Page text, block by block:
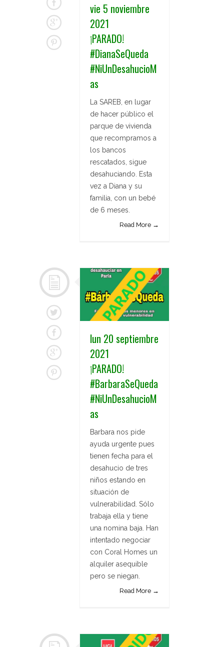
vie 5 noviembre
2021
¡PARADO!
#DianaSeQueda
#NiUnDesahucioM
as
La SAREB, en lugar
de hacer público el
parque de vivienda
que recompramos a
los bancos
rescatados, sigue
desahuciando. Esta
vez a Diana y su
familia, con un bebé
de 6 meses.
Read More →
lun 20 septiembre
2021
¡PARADO!
#BarbaraSeQueda
#NiUnDesahucioM
as
Barbara nos pide
ayuda urgente pues
tienen fecha para el
desahucio de tres
niños estando en
situación de
vulnerabilidad. Sólo
trabaja ella y tiene
una nomina baja. Han
intentado negociar
con Coral Homes un
alquiler asequible
pero se niegan.
Read More →